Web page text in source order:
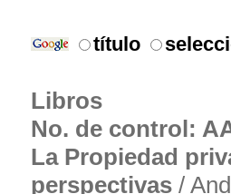
título
Libros
No. de control:
La Propiedad
perspectivas /